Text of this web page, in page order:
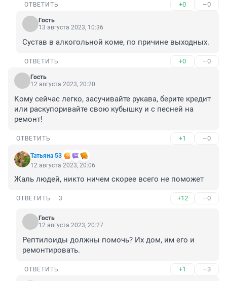
ОТВЕТИТЬ +0 –0
Гость
13 августа 2023, 10:36
Сустав в алкогольной коме, по причине выходных.
ОТВЕТИТЬ +0 –0
Гость
12 августа 2023, 20:20
Кому сейчас легко, засучивайте рукава, берите кредит
или раскупоривайте свою кубышку и с песней на
ремонт!
ОТВЕТИТЬ +1 –0
Татьяна 53
12 августа 2023, 20:06
Жаль людей, никто ничем скорее всего не поможет
ОТВЕТИТЬ 3 +12 –0
Гость
12 августа 2023, 20:27
Рептилоиды должны помочь? Их дом, им его и
ремонтировать.
ОТВЕТИТЬ +1 –3